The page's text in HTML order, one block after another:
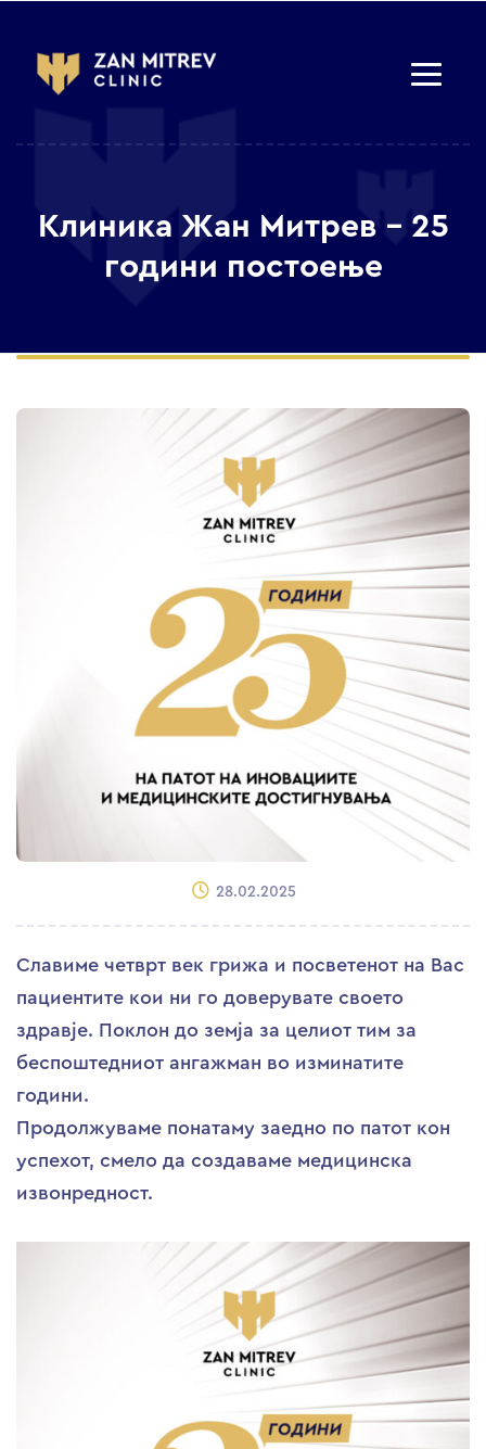
Клиника Жан Митрев – 25
години постоење
28.02.2025
Славиме четврт век грижа и посветенот на Вас
пациентите кои ни го доверувате своето
здрaвје. Поклон до земја за целиот тим за
беспоштедниот ангажман во изминатите
години.
Продолжуваме понатаму заедно по патот кон
успехот, смело да создаваме медицинска
извонредност.